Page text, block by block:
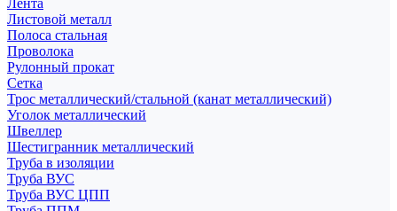
Лента
Листовой металл
Полоса стальная
Проволока
Рулонный прокат
Сетка
Трос металлический/стальной (канат металлический)
Уголок металлический
Швеллер
Шестигранник металлический
Труба в изоляции
Труба ВУС
Труба ВУС ЦПП